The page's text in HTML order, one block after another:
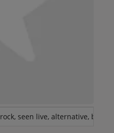
rock, seen live, alternative,